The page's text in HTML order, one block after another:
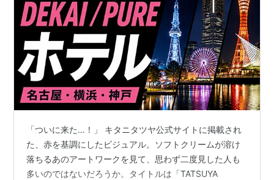
「ついに来た…！」 キタニタツヤ公式サイトに掲載され
た、赤を基調にしたビジュアル。ソフトクリームが溶け
落ちるあのアートワークを見て、思わず二度見した人も
多いのではないだろうか。タイトルは「TATSUYA